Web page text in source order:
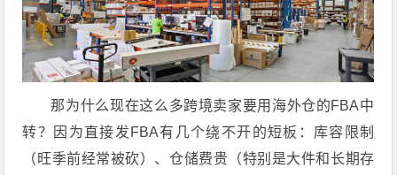
那为什么现在这么多跨境卖家要用海外仓的FBA中
转？因为直接发FBA有几个绕不开的短板：库容限制
（旺季前经常被砍）、仓储费贵（特别是大件和长期存